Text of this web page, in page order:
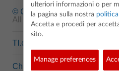
© Copyright1995-2026 Texas
All rights reserved.
TI.com
Chi siamo
ulteriori informazioni o per
la pagina sulla nostra
Accetta e procedi per
sito.
Manage preferences